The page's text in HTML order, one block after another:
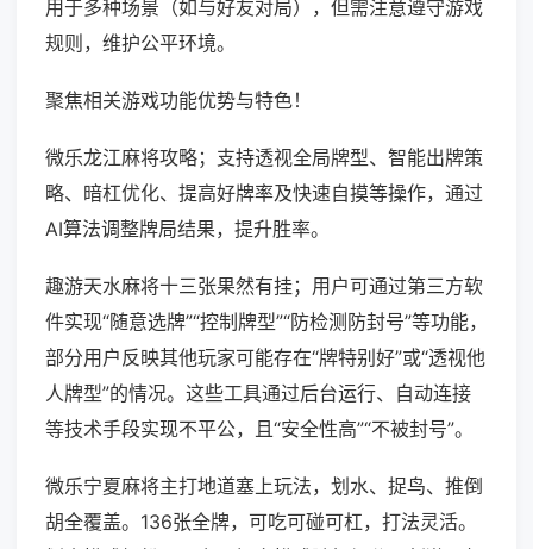
用于多种场景（如与好友对局），但需注意遵守游戏
规则，维护公平环境。
聚焦相关游戏功能优势与特色！
微乐龙江麻将攻略；支持透视全局牌型、智能出牌策
略、暗杠优化、提高好牌率及快速自摸等操作，通过
AI算法调整牌局结果，提升胜率。
趣游天水麻将十三张果然有挂；用户可通过第三方软
件实现“随意选牌”“控制牌型”“防检测防封号”等功能，
部分用户反映其他玩家可能存在“牌特别好”或“透视他
人牌型”的情况。这些工具通过后台运行、自动连接
等技术手段实现不平公，且“安全性高”“不被封号”。
微乐宁夏麻将主打地道塞上玩法，划水、捉鸟、推倒
胡全覆盖。136张全牌，可吃可碰可杠，打法灵活。